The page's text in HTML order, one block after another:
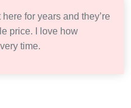
here for years and they’re
price. I love how
time.